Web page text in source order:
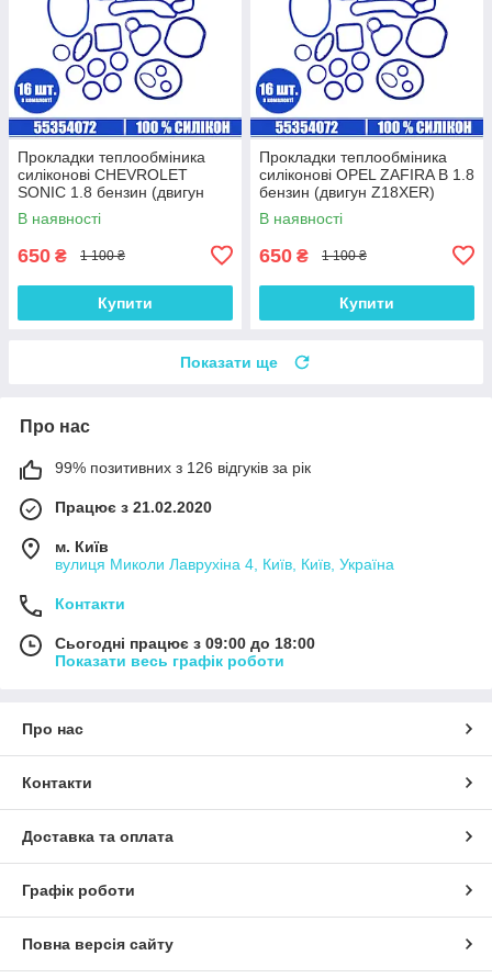
Прокладки теплообміника
силіконові CHEVROLET
SONIC 1.8 бензин (двигун
F18D4) комплект 16 шт.
В наявності
650 ₴ 1 100 ₴
Купити
Прокладки теплообміника
силіконові OPEL ZAFIRA B 1.8
бензин (двигун Z18XER)
комплект 16 шт.
В наявності
650 ₴ 1 100 ₴
Купити
Показати ще
Про нас
99% позитивних з 126 відгуків за рік
Працює з 21.02.2020
м. Київ
вулиця Миколи Лаврухіна 4, Київ, Київ, Україна
Контакти
Сьогодні працює з 09:00 до 18:00
Показати весь графік роботи
Про нас
Контакти
Доставка та оплата
Графік роботи
Повна версія сайту